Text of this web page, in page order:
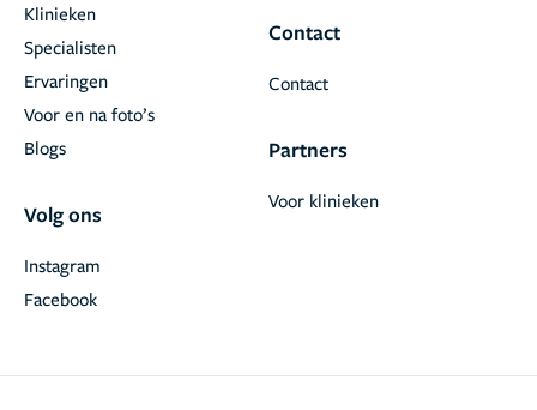
Klinieken
Specialisten
Ervaringen
Voor en na foto’s
Blogs
Volg ons
Facebook
Instagram
Contact
Contact
Partners
Voor klinieken